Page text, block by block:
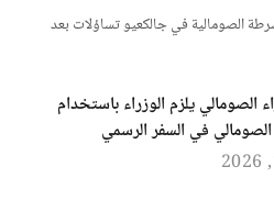
الصومالية في جالكعيو تساؤلات بعد
الصومالي يلزم الوزراء باستخدام
في السفر الرسمي